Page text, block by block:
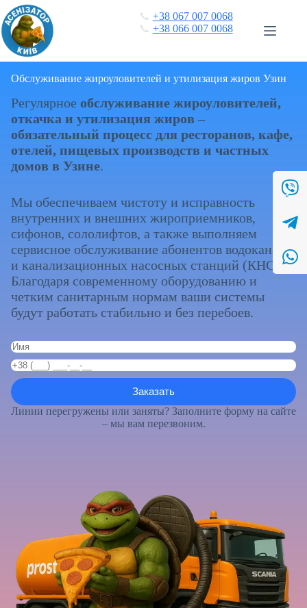
Перейти
к
сути
📞 +38 067 007 0068
📞 +38 066 007 0068
Обслуживание жироуловителей и утилизация жиров Узин
Регулярное обслуживание жироуловителей,
откачка и утилизация жиров –
обязательный процесс для ресторанов, кафе,
отелей, пищевых производств и частных
домов в Узине.
Мы обеспечиваем чистоту и исправность
внутренних и внешних жироприемников,
сифонов, сололифтов, а также выполняем
сервисное обслуживание абонентов водоканала
и канализационных насосных станций (КНС).
Благодаря современному оборудованию и
четким санитарным нормам ваши системы
будут работать стабильно и без перебоев.
Линии перегружены или заняты? Заполните форму на сайте
– мы вам перезвоним.